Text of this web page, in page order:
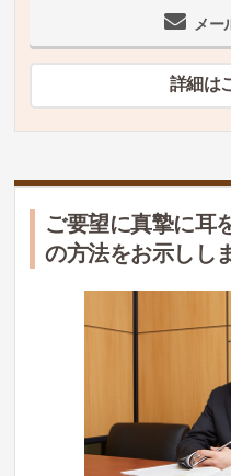
メー
詳細は
ご要望に真摯に耳
の方法をお示しし